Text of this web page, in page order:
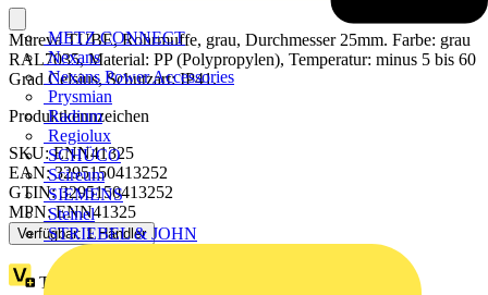
METZ CONNECT
Nexans
Nexans Power Accessories
Prysmian
Radium
Regiolux
SCHÜCO
Scireum
SIEMENS
Steinel
STRIEBEL & JOHN
Mureva TUBE, Rohrmuffe, grau, Durchmesser 25mm. Farbe: grau
RAL7035, Material: PP (Polypropylen), Temperatur: minus 5 bis 60
Grad Celsius, Schutzart: IP41.
Produktkennzeichen
SKU: ENN41325
EAN: 3295150413252
GTIN: 3295150413252
MPN: ENN41325
Verfügbar: 1 Händler
Treuepunkte: